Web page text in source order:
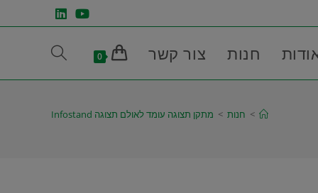
חנות צור קשר 0
Toggle
> חנות > מתקן תצוגה עומד לאולם תצוגה Infostand